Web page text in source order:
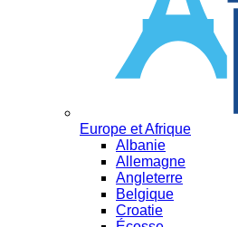
Europe et Afrique
Albanie
Allemagne
Angleterre
Belgique
Croatie